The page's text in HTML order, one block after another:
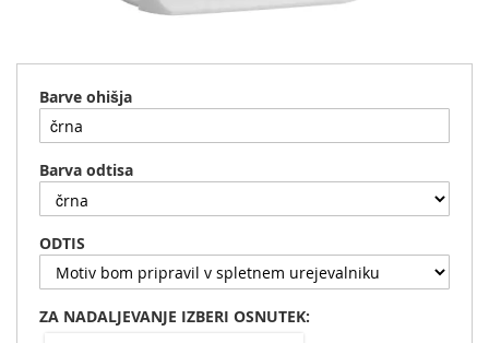
začetek
galerije
Barve ohišja
Barva odtisa
ODTIS
ZA NADALJEVANJE IZBERI OSNUTEK: